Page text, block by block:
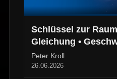
Schlüssel zur
Gleichung •
elliptischen Bahnen
Peter Kroll
26.06.2026